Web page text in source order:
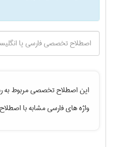
این اصطلاح تخصصی مربوط به
واژه های فارسی مشابه با